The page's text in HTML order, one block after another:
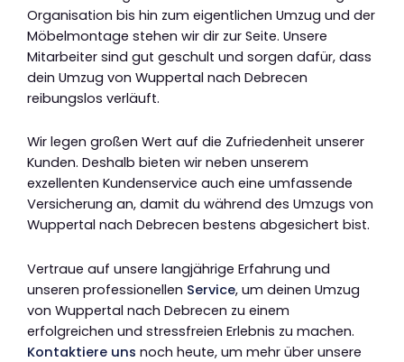
Organisation bis hin zum eigentlichen Umzug und der
Möbelmontage stehen wir dir zur Seite. Unsere
Mitarbeiter sind gut geschult und sorgen dafür, dass
dein Umzug von Wuppertal nach Debrecen
reibungslos verläuft.
Wir legen großen Wert auf die Zufriedenheit unserer
Kunden. Deshalb bieten wir neben unserem
exzellenten Kundenservice auch eine umfassende
Versicherung an, damit du während des Umzugs von
Wuppertal nach Debrecen bestens abgesichert bist.
Vertraue auf unsere langjährige Erfahrung und
unseren professionellen Service, um deinen Umzug
von Wuppertal nach Debrecen zu einem
erfolgreichen und stressfreien Erlebnis zu machen.
Kontaktiere uns noch heute, um mehr über unsere